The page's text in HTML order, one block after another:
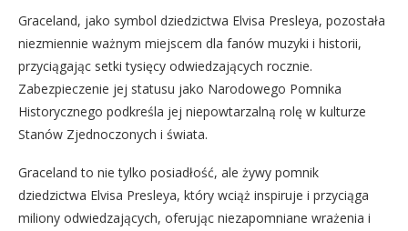
Graceland, jako symbol dziedzictwa Elvisa Presleya, pozostała
niezmiennie ważnym miejscem dla fanów muzyki i historii,
przyciągając setki tysięcy odwiedzających rocznie.
Zabezpieczenie jej statusu jako Narodowego Pomnika
Historycznego podkreśla jej niepowtarzalną rolę w kulturze
Stanów Zjednoczonych i świata.
Graceland to nie tylko posiadłość, ale żywy pomnik
dziedzictwa Elvisa Presleya, który wciąż inspiruje i przyciąga
miliony odwiedzających, oferując niezapomniane wrażenia i